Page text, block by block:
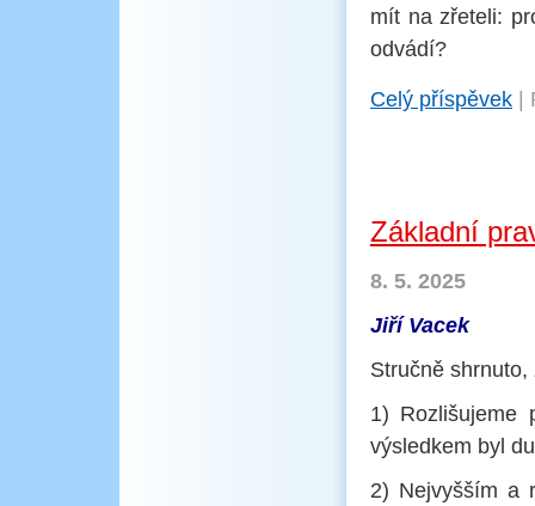
mít na zřeteli:
odvádí?
Celý příspěvek
Základní
8. 5. 2025
Jiří Vacek
Stručně
1) Rozlišujeme
výsledkem byl
2) Nejvyšším a